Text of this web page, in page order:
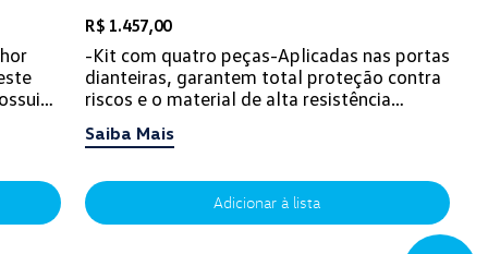
R$ 1.457,00
-Kit com quatro peças-Aplicadas nas portas
dianteiras, garantem total proteção contra
riscos e o material de alta resistência
Saiba Mais
Adicionar à lista